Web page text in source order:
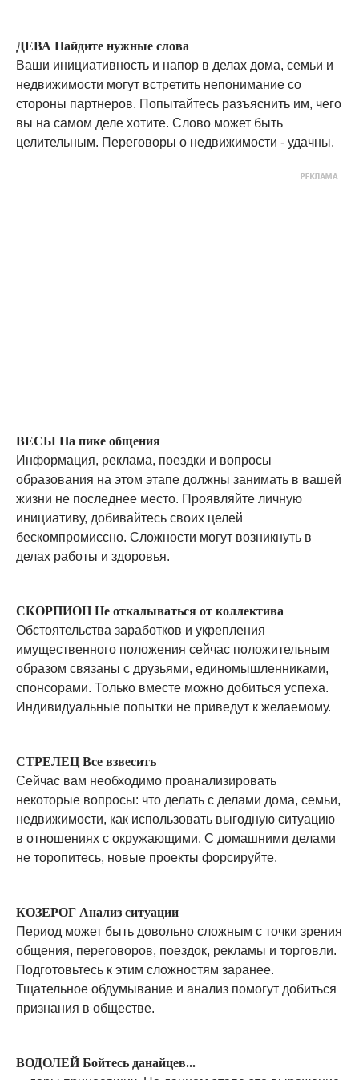
ДЕВА Найдите нужные слова
Ваши инициативность и напор в делах дома, семьи и
недвижимости могут встретить непонимание со
стороны партнеров. Попытайтесь разъяснить им, чего
вы на самом деле хотите. Слово может быть
целительным. Переговоры о недвижимости - удачны.
ВЕСЫ На пике общения
Информация, реклама, поездки и вопросы
образования на этом этапе должны занимать в вашей
жизни не последнее место. Проявляйте личную
инициативу, добивайтесь своих целей
бескомпромиссно. Сложности могут возникнуть в
делах работы и здоровья.
СКОРПИОН Не откалываться от коллектива
Обстоятельства заработков и укрепления
имущественного положения сейчас положительным
образом связаны с друзьями, единомышленниками,
спонсорами. Только вместе можно добиться успеха.
Индивидуальные попытки не приведут к желаемому.
СТРЕЛЕЦ Все взвесить
Сейчас вам необходимо проанализировать
некоторые вопросы: что делать с делами дома, семьи,
недвижимости, как использовать выгодную ситуацию
в отношениях с окружающими. С домашними делами
не торопитесь, новые проекты форсируйте.
КОЗЕРОГ Анализ ситуации
Период может быть довольно сложным с точки зрения
общения, переговоров, поездок, рекламы и торговли.
Подготовьтесь к этим сложностям заранее.
Тщательное обдумывание и анализ помогут добиться
признания в обществе.
ВОДОЛЕЙ Бойтесь данайцев...